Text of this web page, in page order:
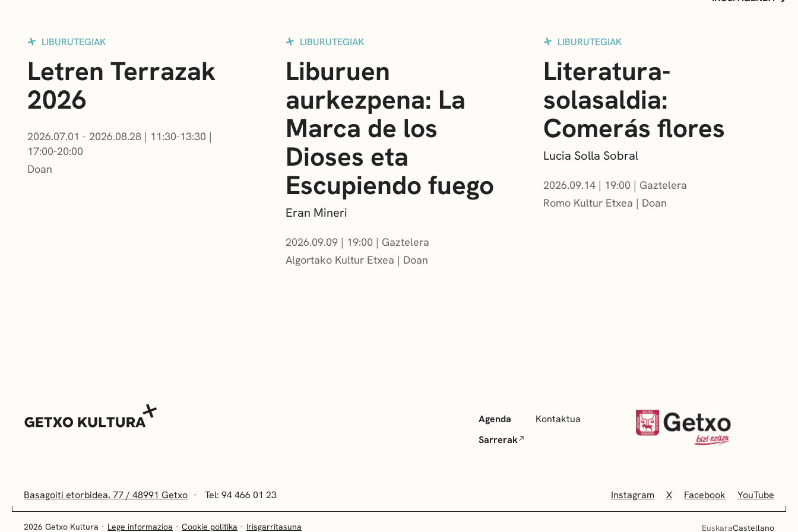
LIBURUTEGIAK
Letren Terrazak
2026
2026.07.01 - 2026.08.28 | 11:30-13:30 |
17:00-20:00
Doan
LIBURUTEGIAK
Liburuen
aurkezpena: La
Marca de los
Dioses eta
Escupiendo fuego
Eran Mineri
2026.09.09| 19:00
Gaztelera
Algortako Kultur Etxea
Doan
LIBURUTEGIAK
Literatura-
solasaldia:
Comerás flores
Lucia Solla Sobral
2026.09.14 | 19:00
Gaztelera
Romo Kultur Etxea
Doan
Agenda
Sarrerak
Kontaktua
Basagoiti etorbidea, 77 / 48991 Getxo Tel: 94 466 01 23 Instagram X Facebook YouTube
EuskaraCastellano
2026 Getxo Kultura Lege informazioa Cookie politika Irisgarritasuna